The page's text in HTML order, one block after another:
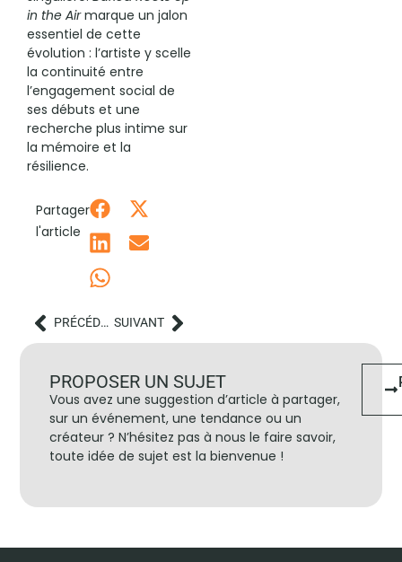
in the Airmarque un jalon
essentiel de cette
évolution : l’artiste y scelle
la continuité entre
l’engagement social de
ses débuts et une
recherche plus intime sur
la mémoire et la
résilience.
Partager
l'article
PRÉCÉDENT SUIVANT
PROPOSER UN SUJET
Vous avez une suggestion d’article à partager,
sur un événement, une tendance ou un
créateur ? N’hésitez pas à nous le faire savoir,
toute idée de sujet est la bienvenue !